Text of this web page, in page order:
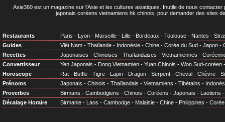
Asie360 est un magazine sur l'Asie et les cultures asiatiques . Inutile de nous
japonais coréens vietnamiens hk chinois, pour demander des sites
Restaurants Paris - Lyon - Marseille - Lille - Bordeaux - Toulouse - Nantes -
Guides
Viêt Nam - Thaïlande - Indonésie - Chine - Corée du Sud - Japon -
Recettes
Japonaises - Chinoises - Thaïlandaises - Vietnamiennes -
Convertisseur
Yen Japonais - Dong Vietnamien - Yuan Chinois - Won Sud-coréen
Horoscope
Rat - Buffle - Tigre - Lapin - Dragon - Serpent - Cheval - Chèvre -
Prénoms
Japonais - Chinois - Thaïlandais - Vietnamiens - Tibétains -
Proverbes
Birmans - Cambodgiens - Chinois - Coréens - Japonais - Laotiens
Décalage Horaire
Birmanie - Laos - Cambodge - Malaisie - Chine - Philippines - Corée